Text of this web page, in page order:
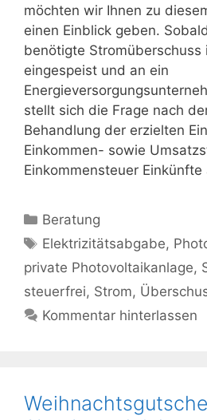
möchten wir Ihnen zu
einen Einblick geben.
benötigte Stromüberschuss
eingespeist und an ein
stellt sich die Frage nach
Behandlung der erzielten
Einkommen- sowie
Einkommensteuer
Kategorien
Beratung
Schlagwörter
Elektrizitätsabgabe,
private Photovoltaikanlage,
steuerfrei, Strom,
Kommentar hinterlassen